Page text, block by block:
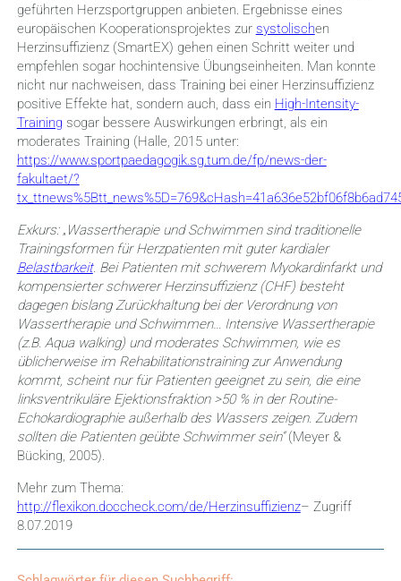
geführten Herzsportgruppen anbieten. Ergebnisse eines
europäischen Kooperationsprojektes zur systolischen
Herzinsuffizienz (SmartEX) gehen einen Schritt weiter und
empfehlen sogar hochintensive Übungseinheiten. Man konnte
nicht nur nachweisen, dass Training bei einer Herzinsuffizienz
positive Effekte hat, sondern auch, dass ein High-Intensity-
Training sogar bessere Auswirkungen erbringt, als ein
moderates Training (Halle, 2015 unter:
https://www.sportpaedagogik.sg.tum.de/fp/news-der-
fakultaet/?
Exkurs:„ Wassertherapie und Schwimmen sind traditionelle
Trainingsformen für Herzpatienten mit guter kardialer
Belastbarkeit. Bei Patienten mit schwerem Myokardinfarkt und
kompensierter schwerer Herzinsuffizienz (CHF) besteht
dagegen bislang Zurückhaltung bei der Verordnung von
Wassertherapie und Schwimmen… Intensive Wassertherapie
(z.B. Aqua walking) und moderates Schwimmen, wie es
üblicherweise im Rehabilitationstraining zur Anwendung
kommt, scheint nur für Patienten geeignet zu sein, die eine
linksventrikuläre Ejektionsfraktion >50 % in der Routine-
Echokardiographie außerhalb des Wassers zeigen. Zudem
sollten die Patienten geübte Schwimmer sein“(Meyer &
Bücking, 2005).
Mehr zum Thema:
http://flexikon.doccheck.com/de/Herzinsuffizienz– Zugriff
8.07.2019